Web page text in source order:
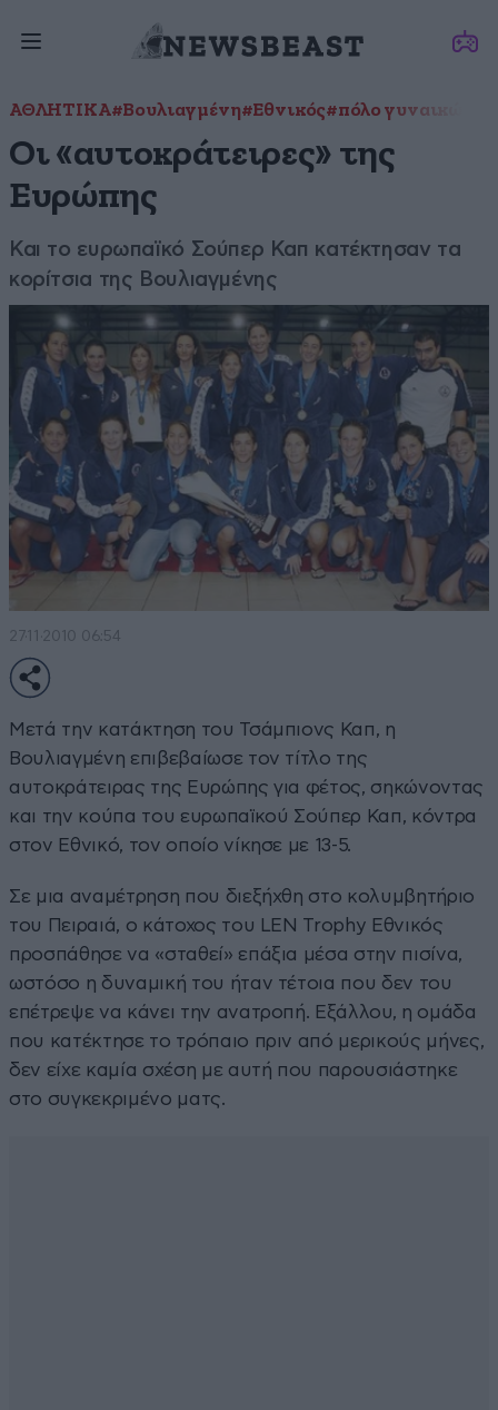
ΑΘΛΗΤΙΚΑ#Βουλιαγμένη#Εθνικός#πόλο γυναικών
Οι «αυτοκράτειρες» της
Ευρώπης
Και το ευρωπαϊκό Σούπερ Καπ κατέκτησαν τα
κορίτσια της Βουλιαγμένης
27·11·2010 06:54
Μετά την κατάκτηση του Τσάμπιονς Καπ, η
Βουλιαγμένη επιβεβαίωσε τον τίτλο της
αυτοκράτειρας της Ευρώπης για φέτος, σηκώνοντας
και την κούπα του ευρωπαϊκού Σούπερ Καπ, κόντρα
στον Εθνικό, τον οποίο νίκησε με 13-5.
Σε μια αναμέτρηση που διεξήχθη στο κολυμβητήριο
του Πειραιά, ο κάτοχος του LEN Trophy Εθνικός
προσπάθησε να «σταθεί» επάξια μέσα στην πισίνα,
ωστόσο η δυναμική του ήταν τέτοια που δεν του
επέτρεψε να κάνει την ανατροπή. Εξάλλου, η ομάδα
που κατέκτησε το τρόπαιο πριν από μερικούς μήνες,
δεν είχε καμία σχέση με αυτή που παρουσιάστηκε
στο συγκεκριμένο ματς.